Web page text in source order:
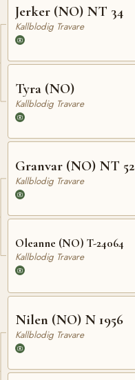
Jerker (NO) NT 34
Kallblodig Travare
Tyra (NO)
Kallblodig Travare
Granvar (NO) NT 52
Kallblodig Travare
Oleanne (NO) T-24064
Kallblodig Travare
Nilen (NO) N 1956
Kallblodig Travare